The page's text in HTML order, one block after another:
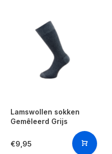
Lamswollen sokken
Gemêleerd Grijs
€9,95